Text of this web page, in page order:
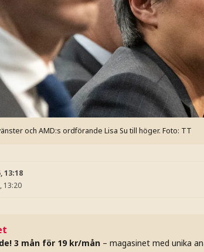
och AMD:s ordförande Lisa Su till höger. Foto: TT
13:18
13:20
3 mån för 19 kr/mån – magasinet med unika